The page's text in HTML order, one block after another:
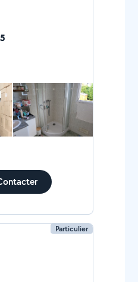
Particulier